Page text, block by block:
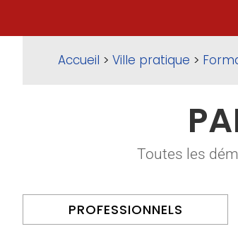
Accueil > Ville pratique >
Toutes les
PROFESSIONNELS